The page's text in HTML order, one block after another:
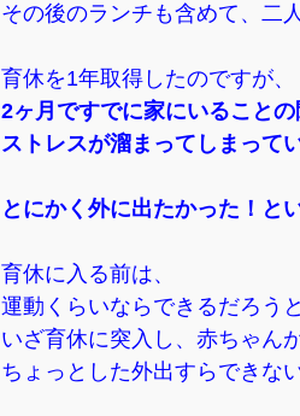
その後のランチも含めて、二
育休を1年取得したのですが、
2ヶ月ですでに家にいることの
ストレスが溜まってしまってい
とにかく外に出たかった！と
育休に入る前は、
運動くらいならできるだろう
いざ育休に突入し、赤ちゃん
ちょっとした外出すらできな